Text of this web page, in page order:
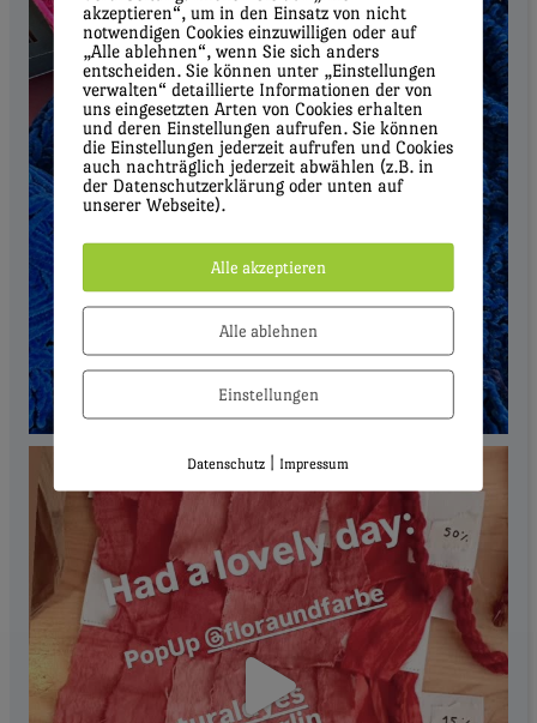
akzeptieren“, um in den Einsatz von nicht
notwendigen Cookies einzuwilligen oder auf
„Alle ablehnen“, wenn Sie sich anders
entscheiden. Sie können unter „Einstellungen
verwalten“ detaillierte Informationen der von
uns eingesetzten Arten von Cookies erhalten
und deren Einstellungen aufrufen. Sie können
die Einstellungen jederzeit aufrufen und Cookies
auch nachträglich jederzeit abwählen (z.B. in
der Datenschutzerklärung oder unten auf
unserer Webseite).
Alle akzeptieren
Alle ablehnen
Einstellungen
Datenschutz | Impressum